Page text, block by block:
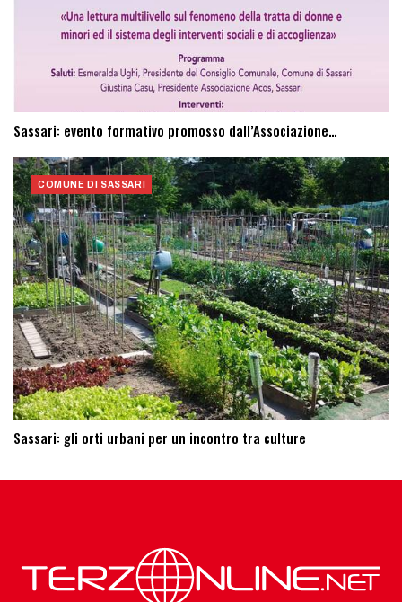
Sassari: evento formativo promosso dall’Associazione…
COMUNE DI SASSARI
Sassari: ​gli orti urbani per un incontro tra culture